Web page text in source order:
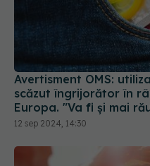
Avertisment OMS:
scăzut îngrijorător în
Europa. "Va fi și mai
sexuală este vital"
12 sep 2024, 14:30